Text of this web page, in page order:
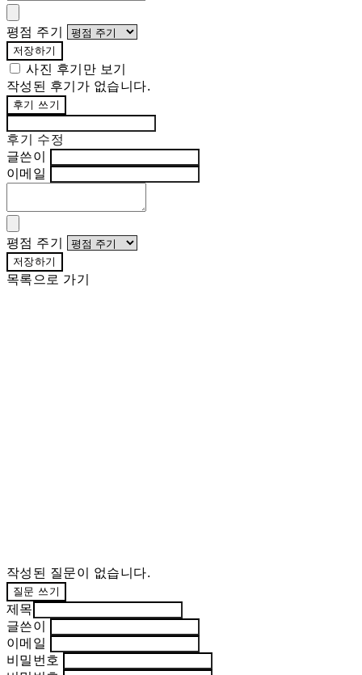
평점 주기
저장하기
사진 후기만 보기
작성된 후기가 없습니다.
후기 쓰기
후기 수정
글쓴이
이메일
평점 주기
저장하기
목록으로 가기
작성된 질문이 없습니다.
질문 쓰기
제목
글쓴이
이메일
비밀번호